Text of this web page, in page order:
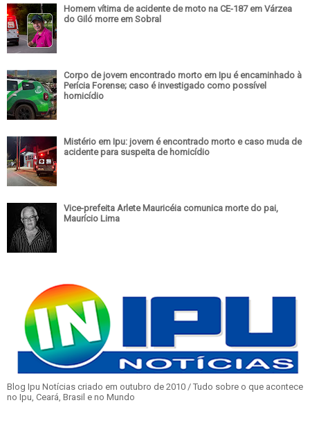
Homem vítima de acidente de moto na CE-187 em Várzea
do Giló morre em Sobral
Corpo de jovem encontrado morto em Ipu é encaminhado à
Perícia Forense; caso é investigado como possível
homicídio
Mistério em Ipu: jovem é encontrado morto e caso muda de
acidente para suspeita de homicídio
Vice-prefeita Arlete Mauricéia comunica morte do pai,
Maurício Lima
Blog Ipu Notícias criado em outubro de 2010 / Tudo sobre o que acontece
no Ipu, Ceará, Brasil e no Mundo